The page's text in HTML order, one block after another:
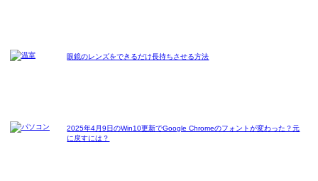
眼鏡のレンズをできるだけ長持ちさせる方法
2025年4月9日のWin10更新でGoogle Chromeのフォントが変わった？元
に戻すには？